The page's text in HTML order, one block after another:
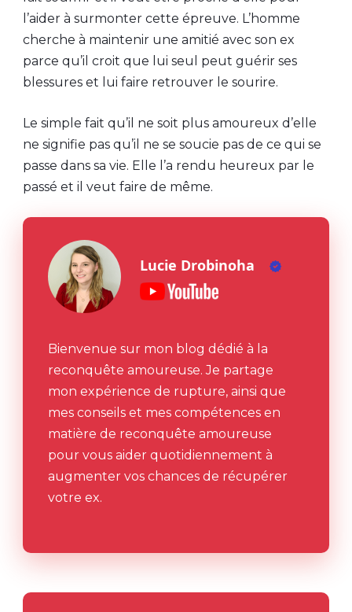
l’aider à surmonter cette épreuve. L’homme
cherche à maintenir une amitié avec son ex
parce qu’il croit que lui seul peut guérir ses
blessures et lui faire retrouver le sourire.
Le simple fait qu’il ne soit plus amoureux d’elle
ne signifie pas qu’il ne se soucie pas de ce qui se
passe dans sa vie. Elle l’a rendu heureux par le
passé et il veut faire de même.
Lucie Drobinoha
Bienvenue sur mon blog dédié à la
reconquête amoureuse. Je partage
mon expérience de rupture, ainsi que
mes conseils et mes compétences en
matière de reconquête amoureuse
pour vous aider quotidiennement à
augmenter vos chances de récupérer
votre ex.